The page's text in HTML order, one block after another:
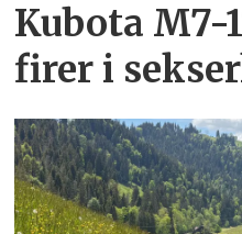
Kubota M7-
firer i